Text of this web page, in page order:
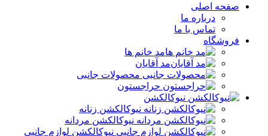
صفحه اصلی
درباره ما
تماس با ما
فروشگاه
مد خانم ها
مد آقایان
محصولات جانبی
حراجستون
نیوکالکشن
نیوکالکشن زنانه
نیوکالکشن مردانه
نیوکالکشن لوازم جانبی